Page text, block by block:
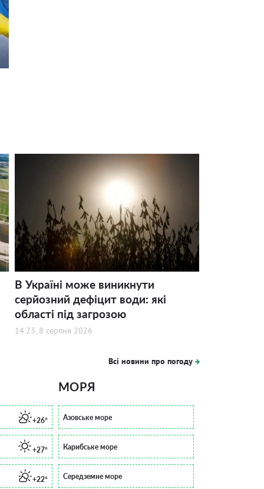
В Україні може виникнути
серйозний дефіцит води: які
області під загрозою
14:23, 8 серпня 2026
Всі новини про погоду
+26°
+27°
+22°
МОРЯ
Азовське море
Карибське море
Середземне море